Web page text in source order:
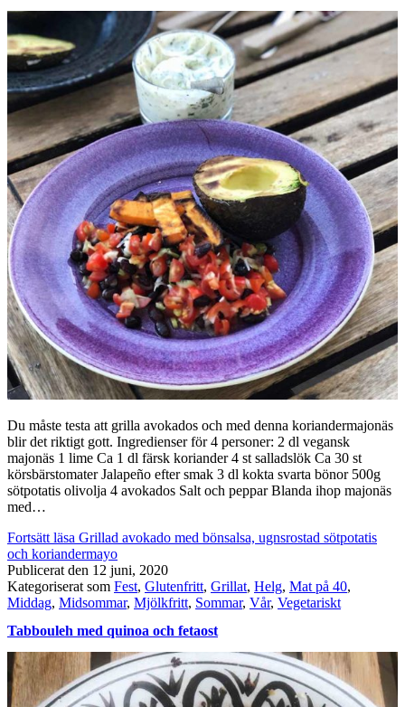
Du måste testa att grilla avokados och med denna koriandermajonäs
blir det riktigt gott. Ingredienser för 4 personer: 2 dl vegansk
majonäs 1 lime Ca 1 dl färsk koriander 4 st salladslök Ca 30 st
körsbärstomater Jalapeño efter smak 3 dl kokta svarta bönor 500g
sötpotatis olivolja 4 avokados Salt och peppar Blanda ihop majonäs
med…
Fortsätt läsa Grillad avokado med bönsalsa, ugnsrostad sötpotatis
och koriandermayo
Publicerat den 12 juni, 2020
Kategoriserat som Fest, Glutenfritt, Grillat, Helg, Mat på 40,
Middag, Midsommar, Mjölkfritt, Sommar, Vår, Vegetariskt
Tabbouleh med quinoa och fetaost